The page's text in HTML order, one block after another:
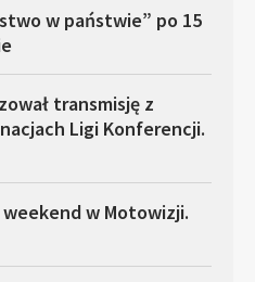
w państwie” po 15
transmisję z
Ligi Konferencji.
w Motowizji.